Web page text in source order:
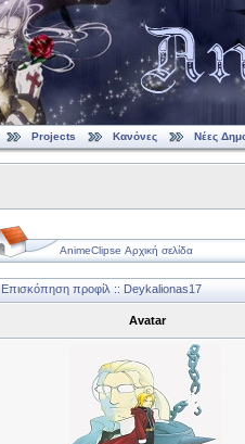
Projects Κανόνες Νέες
AnimeClipse Αρχική σελίδα
Επισκόπηση προφίλ :: Deykalionas17
Avatar